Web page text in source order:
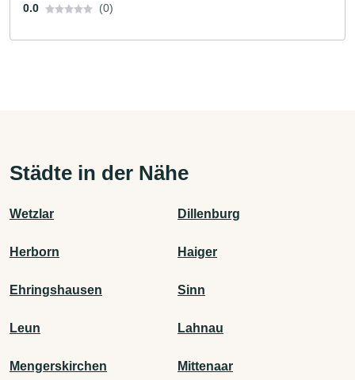
0.0 (0)
Städte in der Nähe
Wetzlar Dillenburg
Herborn Haiger
Ehringshausen Sinn
Leun Lahnau
Mengerskirchen Mittenaar